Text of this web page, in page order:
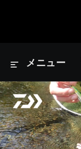
メニュー